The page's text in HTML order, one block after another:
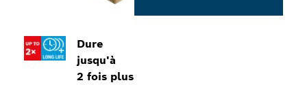
Dure
jusqu'à
2 fois plus